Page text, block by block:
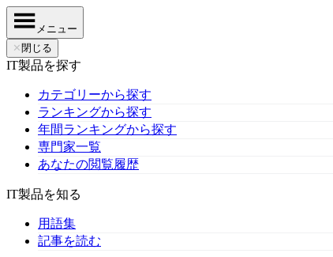
メニュー
✕ 閉じる
IT製品を探す
カテゴリーから探す
ランキングから探す
年間ランキングから探す
専門家一覧
あなたの閲覧履歴
IT製品を知る
用語集
記事を読む